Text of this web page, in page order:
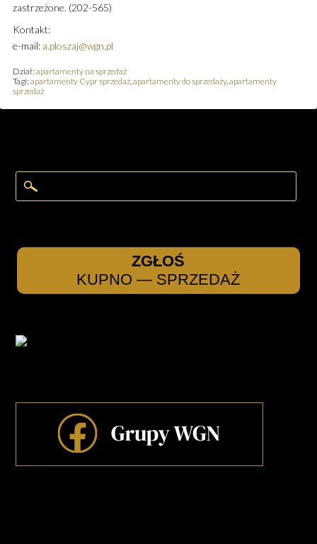
zastrzeżone. (202-565)
Kontakt:
e-mail: a.ploszaj@wgn.pl
Dział: apartamenty na sprzedaż
Tagi: apartamenty Cypr sprzedaż, apartamenty do sprzedaży, apartamenty
sprzedaż
ZGŁOŚ
KUPNO — SPRZEDAŻ